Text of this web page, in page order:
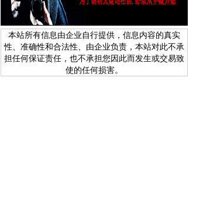
本站所有信息由企业自行提供，信息内容的真实
性、准确性和合法性、由企业负责，本站对此不承
担任何保证责任，也不承担您因此而发生或交易致
使的任何损害。